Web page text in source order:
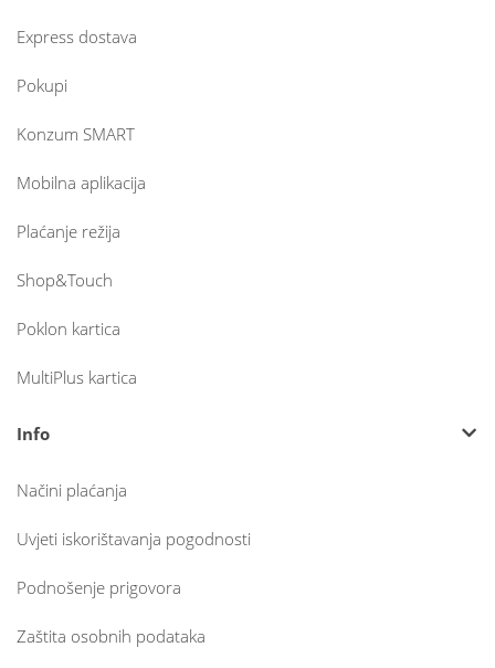
Express dostava
Pokupi
Konzum SMART
Mobilna aplikacija
Plaćanje režija
Shop&Touch
Poklon kartica
MultiPlus kartica
Info
Načini plaćanja
Uvjeti iskorištavanja pogodnosti
Podnošenje prigovora
Zaštita osobnih podataka